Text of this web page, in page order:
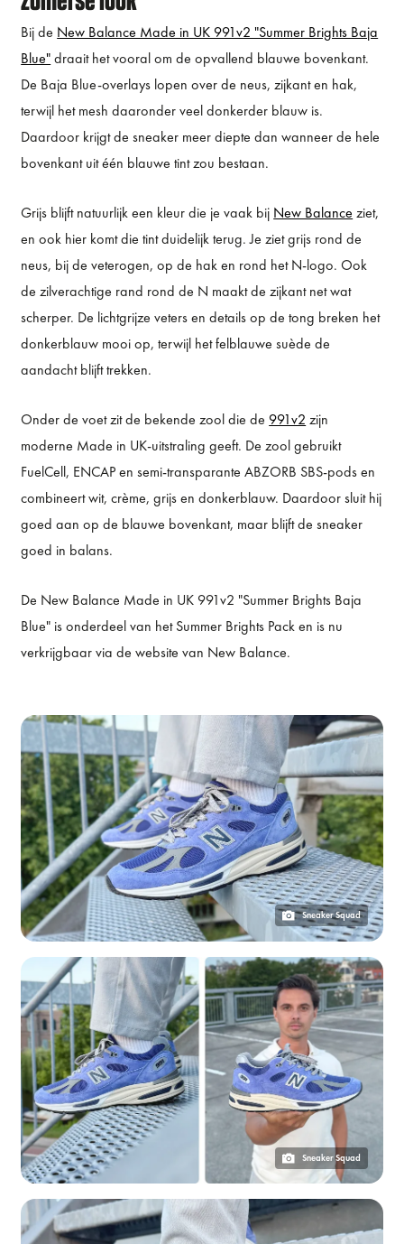
Bij de New Balance Made in UK 991v2 "Summer Brights Baja
Blue"draait het vooral om de opvallend blauwe bovenkant.
De Baja Blue-overlays lopen over de neus, zijkant en hak,
terwijl het mesh daaronder veel donkerder blauw is.
Daardoor krijgt de sneaker meer diepte dan wanneer de hele
bovenkant uit één blauwe tint zou bestaan.
Grijs blijft natuurlijk een kleur die je vaak bij New Balance ziet,
en ook hier komt die tint duidelijk terug. Je ziet grijs rond de
neus, bij de veterogen, op de hak en rond het N-logo. Ook
de zilverachtige rand rond de N maakt de zijkant net wat
scherper. De lichtgrijze veters en details op de tong breken het
donkerblauw mooi op, terwijl het felblauwe suède de
aandacht blijft trekken.
Onder de voet zit de bekende zool die de 991v2 zijn
moderne Made in UK-uitstraling geeft. De zool gebruikt
FuelCell, ENCAP en semi-transparante ABZORB SBS-pods en
combineert wit, crème, grijs en donkerblauw. Daardoor sluit hij
goed aan op de blauwe bovenkant, maar blijft de sneaker
goed in balans.
De New Balance Made in UK 991v2 "Summer Brights Baja
Blue" is onderdeel van het Summer Brights Pack en is nu
verkrijgbaar via de website van New Balance.
Sneaker Squad
Sneaker Squad